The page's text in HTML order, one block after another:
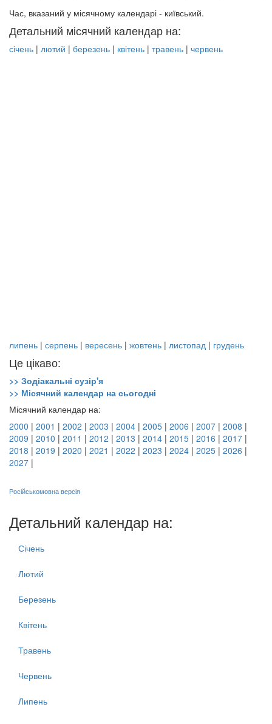
Час, вказаний у місячному календарі - київський.
Детальний місячний календар на:
січень | лютий | березень | квітень | травень | червень
липень | серпень | вересень | жовтень | листопад | грудень
Це цікаво:
>> Зодіакальні сузір'я
>> Місячний календар на сьогодні
Місячний календар на:
2000 | 2001 | 2002 | 2003 | 2004 | 2005 | 2006 | 2007 | 2008 |
2009 | 2010 | 2011 | 2012 | 2013 | 2014 | 2015 | 2016 | 2017 |
2018 | 2019 | 2020 | 2021 | 2022 | 2023 | 2024 | 2025 | 2026 |
2027 |
Російськомовна версія
Детальний календар на:
Січень
Лютий
Березень
Квітень
Травень
Червень
Липень